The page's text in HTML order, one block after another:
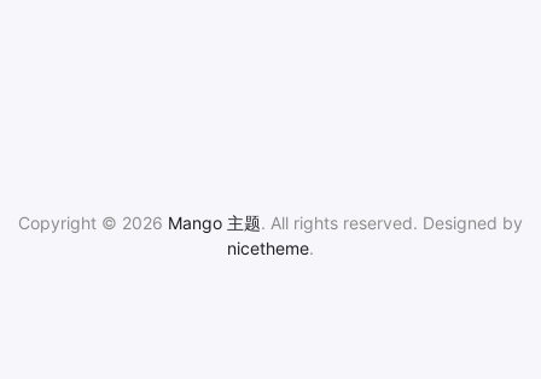
Copyright © 2026 Mango 主题. All rights reserved. Designed by
nicetheme.